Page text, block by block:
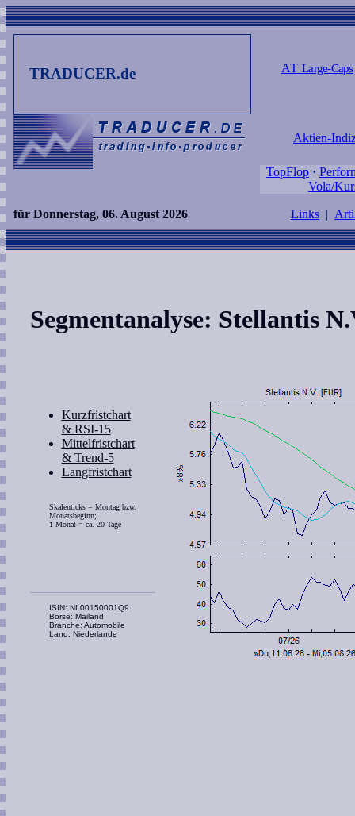
TRADUCER.de AT Large-Caps
Aktien-
TopFlop ·
Vola/
für Donnerstag, 06. August 2026 Links |
Segmentanalyse: Stellantis
Kurzfristchart
& RSI-15
Mittelfristchart
& Trend-5
Langfristchart
Skalenticks = Montag bzw.
Monatsbeginn;
1 Monat = ca. 20 Tage
ISIN: NL00150001Q9
Börse: Mailand
Branche: Automobile
Land: Niederlande